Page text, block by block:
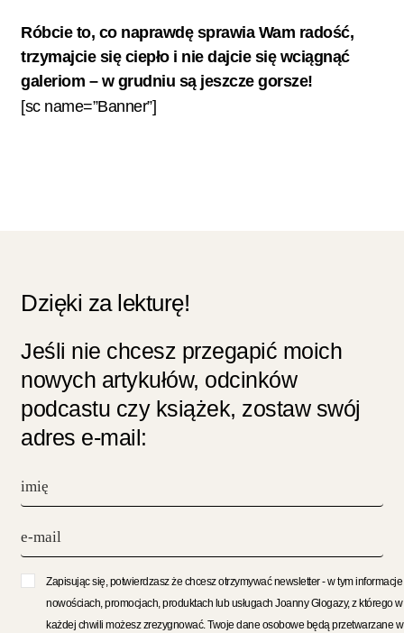
Róbcie to, co naprawdę sprawia Wam radość,
trzymajcie się ciepło i nie dajcie się wciągnąć
galeriom – w grudniu są jeszcze gorsze!
[sc name=”Banner”]
Dzięki za lekturę!
Jeśli nie chcesz przegapić moich
nowych artykułów, odcinków
podcastu czy książek, zostaw swój
adres e-mail:
Zapisując się, potwierdzasz że chcesz otrzymywać newsletter - w tym informacje
nowościach, promocjach, produktach lub usługach Joanny Glogazy, z którego w
każdej chwili możesz zrezygnować. Twoje dane osobowe będą przetwarzane